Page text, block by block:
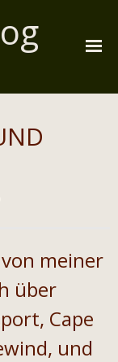
meiner
über
Cape
und